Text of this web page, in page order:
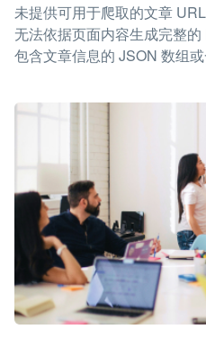
未提供可用于爬取的文章
无法依据页面内容生成完整
包含文章信息的 JSON 数组或